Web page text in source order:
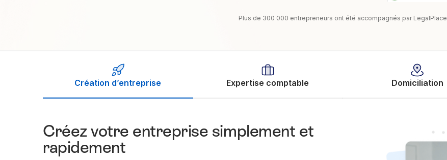
Plus de 300 000 entrepreneurs ont été accompagnés par LegalPlace
Création d’entreprise Expertise comptable Domiciliation
Créez votre entreprise simplement et
rapidement